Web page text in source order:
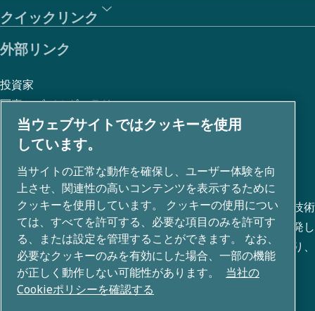
クイックリンク
外部リンク
投資家
写真とビデオギャラリー
私たちについて
アトラスコプコグループは、圧縮空気、真空、産業、電力技術
など、さまざまな事業分野で革新的なソリューションを開発し
ています。80+ ブランドのグローバルポートフォリオにより、
未来を変革するテクノロジーを可能にします。
当ウェブサイトではクッキーを使用
しています。
当サイトの正常な動作を確保し、ユーザー体験を向
上させ、関連性の高いコンテンツを表示するために
クッキーを使用しています。 クッキーの使用につい
ては、すべてを許可する、必要な項目のみを許可す
る、または設定を管理することができます。 なお、
必要なクッキーのみを有効にした場合、一部の機能
が正しく動作しない可能性があります。
当社の
Cookieポリシーを確認する